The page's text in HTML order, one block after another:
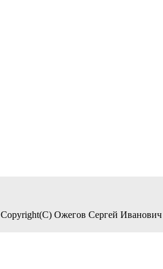
Copyright(C) Ожегов Сергей Иванович